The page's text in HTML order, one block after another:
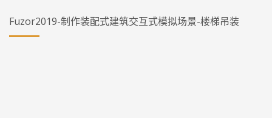
Fuzor2019-制作装配式建筑交互式模拟场景-楼梯吊装